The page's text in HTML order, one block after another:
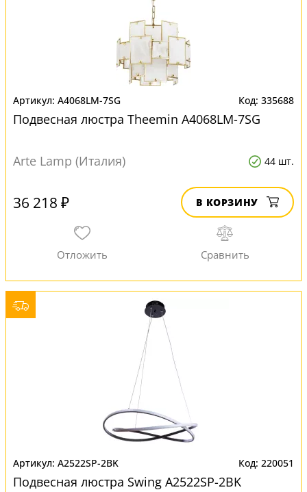
A4068LM-7SG 335688
Подвесная люстра Theemin A4068LM-7SG
Arte Lamp (Италия) 44 шт.
36 218 ₽ В КОРЗИНУ
A2522SP-2BK 220051
Подвесная люстра Swing A2522SP-2BK